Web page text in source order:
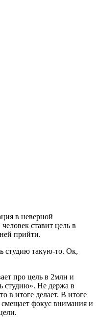
в неверной
ставит цель в
прийти.
студию такую-то. Ок,
про цель в 2млн и
студию». Не держа в
в итоге делает. В итоге
фокус внимания и